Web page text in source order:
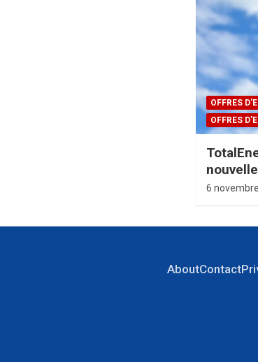
OFFRES
OFFRES
6
AboutContact